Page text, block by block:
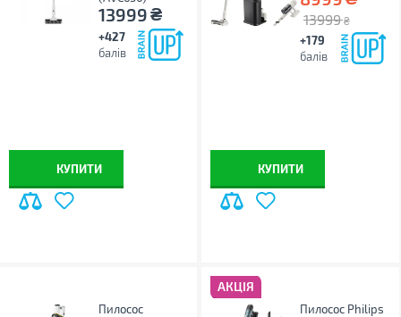
13999₴
+427
балів
КУПИТИ
13999 ₴
+179
балів
КУПИТИ
Пилосос
АКЦІЯ
Пилосос Philips